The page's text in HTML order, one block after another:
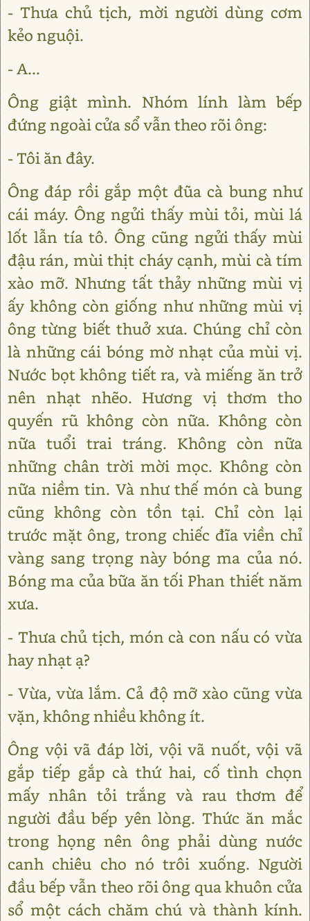
- Thưa chủ tịch, mời người dùng cơm
kẻo nguội.
- A...
Ông giật mình. Nhóm lính làm bếp
đứng ngoài cửa sổ vẫn theo rõi ông:
- Tôi ăn đây.
Ông đáp rồi gắp một đũa cà bung như
cái máy. Ông ngửi thấy mùi tỏi, mùi lá
lốt lẫn tía tô. Ông cũng ngửi thấy mùi
đậu rán, mùi thịt cháy cạnh, mùi cà tím
xào mỡ. Nhưng tất thảy những mùi vị
ấy không còn giống như những mùi vị
ông từng biết thuở xưa. Chúng chỉ còn
là những cái bóng mờ nhạt của mùi vị.
Nước bọt không tiết ra, và miếng ăn trở
nên nhạt nhẽo. Hương vị thơm tho
quyến rũ không còn nữa. Không còn
nữa tuổi trai tráng. Không còn nữa
những chân trời mời mọc. Không còn
nữa niềm tin. Và như thế món cà bung
cũng không còn tồn tại. Chỉ còn lại
trước mặt ông, trong chiếc đĩa viền chỉ
vàng sang trọng này bóng ma của nó.
Bóng ma của bữa ăn tối Phan thiết năm
xưa.
- Thưa chủ tịch, món cà con nấu có vừa
hay nhạt ạ?
- Vừa, vừa lắm. Cả độ mỡ xào cũng vừa
vặn, không nhiều không ít.
Ông vội vã đáp lời, vội vã nuốt, vội vã
gắp tiếp gắp cà thứ hai, cố tình chọn
mấy nhân tỏi trắng và rau thơm để
người đầu bếp yên lòng. Thức ăn mắc
trong họng nên ông phải dùng nước
canh chiêu cho nó trôi xuống. Người
đầu bếp vẫn theo rõi ông qua khuôn cửa
sổ một cách chăm chú và thành kính.